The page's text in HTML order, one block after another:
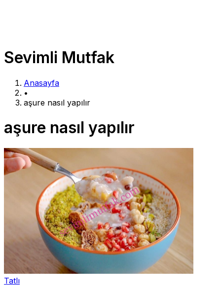
Sevimli Mutfak
Anasayfa
•
aşure nasıl yapılır
aşure nasıl yapılır
Tatlı